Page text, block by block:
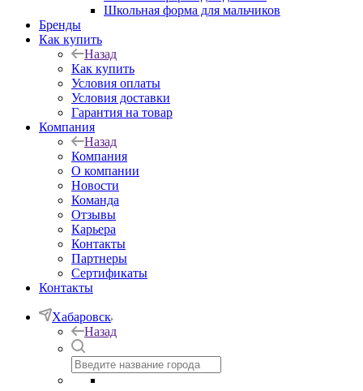
Школьная форма для мальчиков
Бренды
Как купить
Назад
Как купить
Условия оплаты
Условия доставки
Гарантия на товар
Компания
Назад
Компания
О компании
Новости
Команда
Отзывы
Карьера
Контакты
Партнеры
Сертификаты
Контакты
Хабаровск
Назад